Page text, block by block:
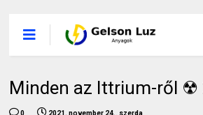
Minden az Ittrium-ről ☢
0 2021. november 24., szerda